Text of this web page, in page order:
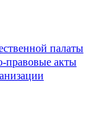
палаты
правовые акты